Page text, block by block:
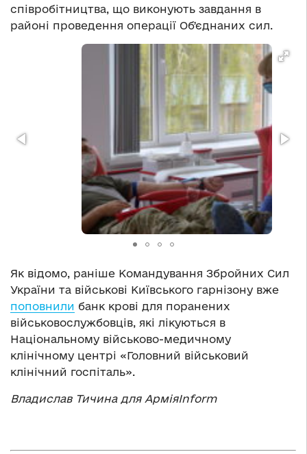
співробітництва, що виконують завдання в
районі проведення операції Обʼєднаних сил.
Як відомо, раніше Командування Збройних Сил
України та військові Київського гарнізону вже
поповнили банк крові для поранених
військовослужбовців, які лікуються в
Національному військово-медичному
клінічному центрі «Головний військовий
клінічний госпіталь».
Владислав Тичина для АрміяInform